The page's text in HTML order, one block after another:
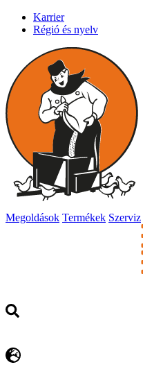
Karrier
Régió és nyelv
Megoldások Termékek Szerviz